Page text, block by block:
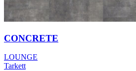
CONCRETE
LOUNGE
Tarkett